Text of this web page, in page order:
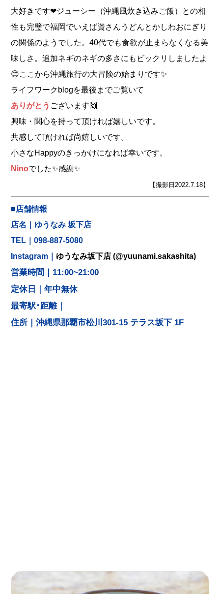
大好きです❤ジューシー（沖縄風炊き込みご飯）との相
性も完璧で福岡でいえば資さんうどんとかしわおにぎり
の関係のようでした。40代でも食欲が止まらなくなる美
味しさ。追加ネギのネギの多さにもビックリしましたよ
😊ここから沖縄旅行の大冒険の始まりです✨
ライフワークblogを最後までご覧いて
ありがとう ございます🙌
興味・関心を持って頂ければ嬉しいです。
共感して頂ければ尚嬉しいです。
小さなHappyのきっかけになれば幸いです。
Ninoでした✨感謝✨
【撮影日2022.7.18】
■店舗情報
店名｜ゆうなみ 坂下店
TEL｜098-887-5080
Instagram｜ ゆうなみ坂下店 (@yuunami.sakashita)
営業時間｜11:00~21:00
定休日｜年中無休
最寄駅･距離｜
住所｜沖縄県那覇市松川301-15 テラス坂下 1F